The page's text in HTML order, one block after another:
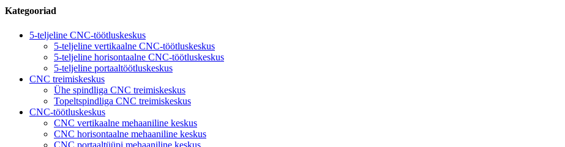
Kategooriad
5-teljeline CNC-töötluskeskus
5-teljeline vertikaalne CNC-töötluskeskus
5-teljeline horisontaalne CNC-töötluskeskus
5-teljeline portaaltöötluskeskus
CNC treimiskeskus
Ühe spindliga CNC treimiskeskus
Topeltspindliga CNC treimiskeskus
CNC-töötluskeskus
CNC vertikaalne mehaaniline keskus
CNC horisontaalne mehaaniline keskus
CNC portaaltüüpi mehaaniline keskus